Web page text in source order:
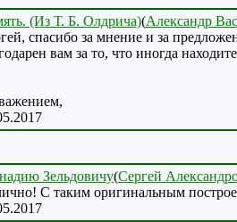
(Из Т. Б. Олдрича)(Александр
спасибо за мнение и за
вам за то, что иногда
Зельдовичу(Сергей
С таким оригинальным